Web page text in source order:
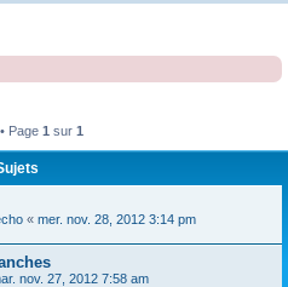
Page 1 sur 1
« mer. nov. 28, 2012 3:14 pm
nov. 27, 2012 7:58 am